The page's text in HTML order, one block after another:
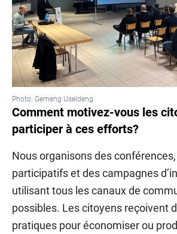
Photo: Gemeng Useldeng
Comment motivez-vous les
participer à ces efforts?
Nous organisons des
participatifs et des campagnes
utilisant tous les canaux de
possibles. Les citoyens reçoivent
pratiques pour économiser ou